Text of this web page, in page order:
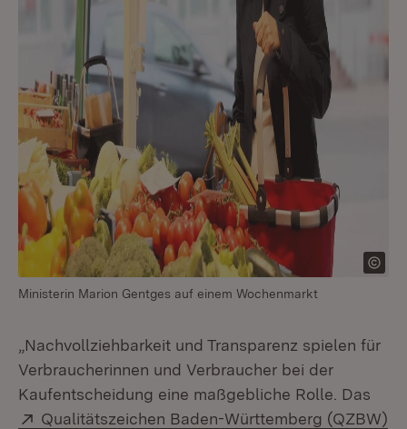
Ministerin Marion Gentges auf einem Wochenmarkt
„Nachvollziehbarkeit und Transparenz spielen für
Verbraucherinnen und Verbraucher bei der
Kaufentscheidung eine maßgebliche Rolle. Das
Extern:
Qualitätszeichen Baden-Württemberg (QZBW)